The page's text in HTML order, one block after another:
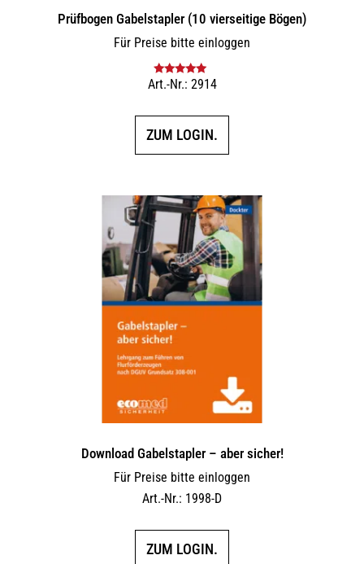
Prüfbogen Gabelstapler (10 vierseitige Bögen)
Für Preise bitte einloggen
Bewertet mit
Art.-Nr.: 2914
ZUM LOGIN.
Download Gabelstapler – aber sicher!
Für Preise bitte einloggen
Art.-Nr.: 1998-D
ZUM LOGIN.